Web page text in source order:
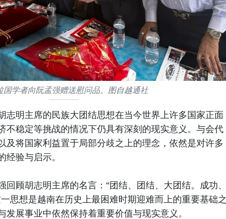
国学者向阮孟强赠送慰问品。图自越通社
志明主席的民族大团结思想在当今世界上许多国家正面
不稳定等挑战的情况下仍具有深刻的现实意义。与会代
及将国家利益置于局部分歧之上的理念，依然是对许多
经验与启示。
回顾胡志明主席的名言：“团结、团结、大团结。成功、
思想是越南在历史上最困难时期迎难而上的重要基础之
发展事业中依然保持着重要价值与现实意义。